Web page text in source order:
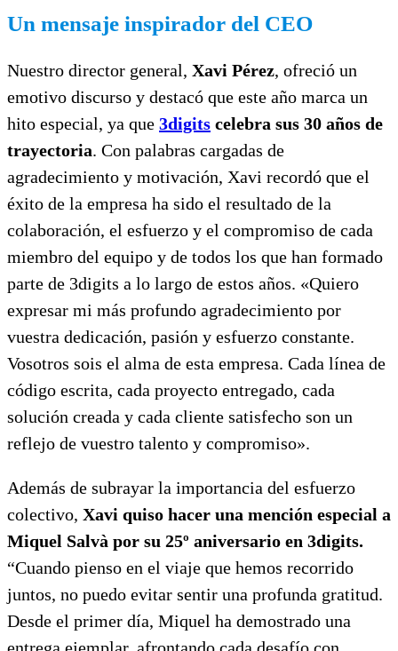
Un mensaje inspirador del CEO
Nuestro director general, Xavi Pérez, ofreció un
emotivo discurso y destacó que este año marca un
hito especial, ya que 3digits celebra sus 30 años de
trayectoria. Con palabras cargadas de
agradecimiento y motivación, Xavi recordó que el
éxito de la empresa ha sido el resultado de la
colaboración, el esfuerzo y el compromiso de cada
miembro del equipo y de todos los que han formado
parte de 3digits a lo largo de estos años. «Quiero
expresar mi más profundo agradecimiento por
vuestra dedicación, pasión y esfuerzo constante.
Vosotros sois el alma de esta empresa. Cada línea de
código escrita, cada proyecto entregado, cada
solución creada y cada cliente satisfecho son un
reflejo de vuestro talento y compromiso».
Además de subrayar la importancia del esfuerzo
colectivo, Xavi quiso hacer una mención especial a
Miquel Salvà por su 25º aniversario en 3digits.
“Cuando pienso en el viaje que hemos recorrido
juntos, no puedo evitar sentir una profunda gratitud.
Desde el primer día, Miquel ha demostrado una
entrega ejemplar, afrontando cada desafío con